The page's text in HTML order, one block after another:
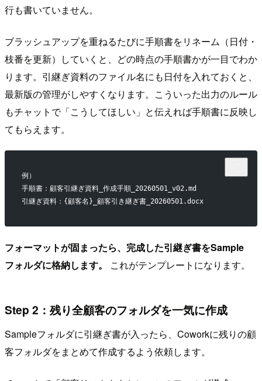
行も書いていません。
ブラッシュアップを重ねるたびに手順書をリネーム（日付・
枝番を更新）していくと、どの時点の手順書かが一目でわか
ります。引継ぎ資料のファイル名にも日付を入れておくと、
最新版の管理がしやすくなります。こういった出力のルール
もチャットで「こうしてほしい」と伝えれば手順書に反映し
てもらえます。
例）
手順書：顧客引継ぎ資料_作成手順_20260501_v02.md
引継ぎ資料：{顧客名}_顧客引き継ぎ書_20260501.docx
フォーマットが固まったら、完成した引継ぎ書をSample
フォルダに格納します。
これがテンプレートになります。
Step 2：残り全顧客のフォルダを一気に作成
Sampleフォルダに引継ぎ書が入ったら、Coworkに残りの顧
客フォルダをまとめて作成するよう依頼します。